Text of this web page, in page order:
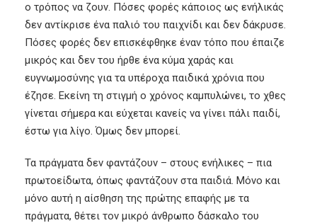
ο τρόπος να ζουν. Πόσες φορές κάποιος ως ενήλικάς
δεν αντίκρισε ένα παλιό του παιχνίδι και δεν δάκρυσε.
Πόσες φορές δεν επισκέφθηκε έναν τόπο που έπαιζε
μικρός και δεν του ήρθε ένα κύμα χαράς και
ευγνωμοσύνης για τα υπέροχα παιδικά χρόνια που
έζησε. Εκείνη τη στιγμή ο χρόνος καμπυλώνει, το χθες
γίνεται σήμερα και εύχεται κανείς να γίνει πάλι παιδί,
έστω για λίγο. Όμως δεν μπορεί.
Τα πράγματα δεν φαντάζουν – στους ενήλικες – πια
πρωτοείδωτα, όπως φαντάζουν στα παιδιά. Μόνο και
μόνο αυτή η αίσθηση της πρώτης επαφής με τα
πράγματα, θέτει τον μικρό άνθρωπο δάσκαλο του